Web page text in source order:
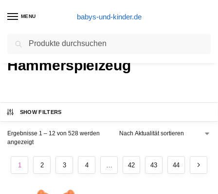
MENU babys-und-kinder.de
Start Produkte verschlagwortet mit „Hämmerspielzeug“
Hämmerspielzeug
SHOW FILTERS
Ergebnisse 1 – 12 von 528 werden
angezeigt
1 2 3 4 … 42 43 44